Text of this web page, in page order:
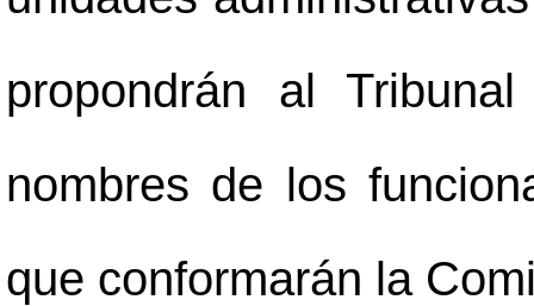
propondrán al
nombres de los
que conformarán la